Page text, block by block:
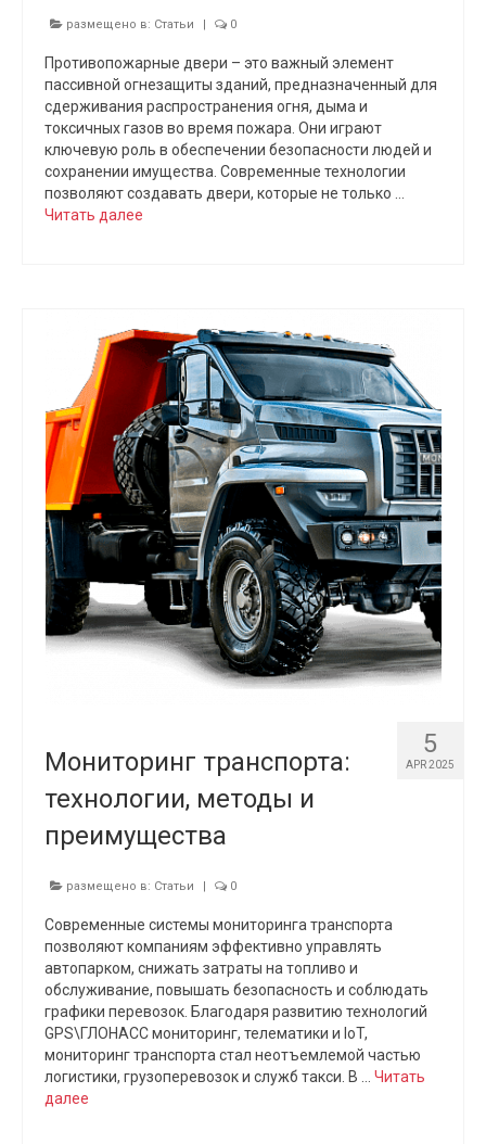
размещено в: Статьи 0
Противопожарные двери – это важный элемент
пассивной огнезащиты зданий, предназначенный для
сдерживания распространения огня, дыма и
токсичных газов во время пожара. Они играют
ключевую роль в обеспечении безопасности людей и
сохранении имущества. Современные технологии
позволяют создавать двери, которые не только …
Читать далее
5
APR 2025
Мониторинг транспорта:
технологии, методы и
преимущества
размещено в: Статьи 0
Современные системы мониторинга транспорта
позволяют компаниям эффективно управлять
автопарком, снижать затраты на топливо и
обслуживание, повышать безопасность и соблюдать
графики перевозок. Благодаря развитию технологий
GPS\ГЛОНАСС мониторинг, телематики и IoT,
мониторинг транспорта стал неотъемлемой частью
логистики, грузоперевозок и служб такси. В … Читать
далее